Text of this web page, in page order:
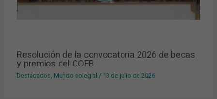
Resolución de la convocatoria 2026 de becas
y premios del COFB
Destacados, Mundo colegial / 13 de julio de 2026